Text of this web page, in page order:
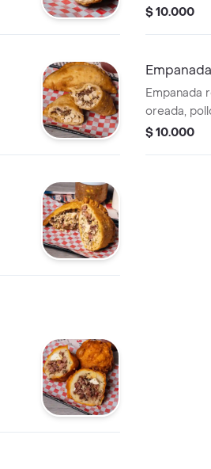
huevo
$ 10.000
Empanada
oreada,
huevo
$ 10.000